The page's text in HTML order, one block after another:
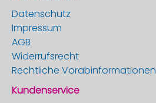
Datenschutz
Impressum
AGB
Widerrufsrecht
Rechtliche Vorabinformationen
Kundenservice